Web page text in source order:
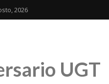
2026